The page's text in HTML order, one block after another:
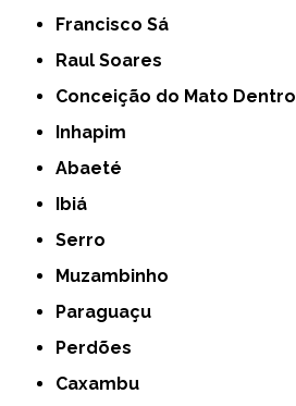
Francisco Sá
Raul Soares
Conceição do Mato Dentro
Inhapim
Abaeté
Ibiá
Serro
Muzambinho
Paraguaçu
Perdões
Caxambu